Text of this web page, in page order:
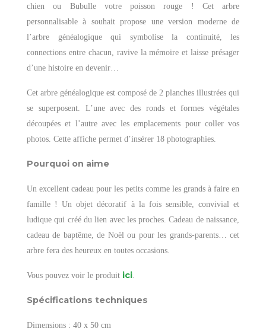
chien ou Bubulle votre poisson rouge ! Cet arbre
personnalisable à souhait propose une version moderne de
l’arbre généalogique qui symbolise la continuité, les
connections entre chacun, ravive la mémoire et laisse présager
d’une histoire en devenir…
Cet arbre généalogique est composé de 2 planches illustrées qui
se superposent. L’une avec des ronds et formes végétales
découpées et l’autre avec les emplacements pour coller vos
photos. Cette affiche permet d’insérer 18 photographies.
Pourquoi on aime
Un excellent cadeau pour les petits comme les grands à faire en
famille ! Un objet décoratif à la fois sensible, convivial et
ludique qui créé du lien avec les proches. Cadeau de naissance,
cadeau de baptême, de Noël ou pour les grands-parents… cet
arbre fera des heureux en toutes occasions.
Vous pouvez voir le produit ici
Spécifications techniques
Dimensions : 40 x 50 cm